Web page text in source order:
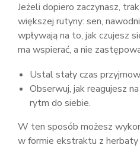
Jeżeli dopiero zaczynasz,
większej rutyny: sen,
wpływają na to, jak czujesz
ma wspierać, a nie
Ustal stały czas
Obserwuj, jak reagujesz
rytm do siebie.
W ten sposób możesz
w formie ekstraktu z